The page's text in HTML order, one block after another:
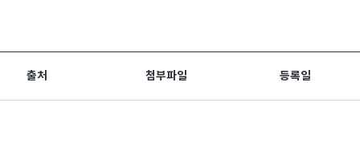
출처 첨부파일 등록일